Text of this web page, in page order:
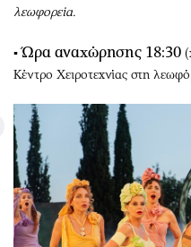
λεωφορεία.
▪Ώρα αναχώρησης 18:30
Κέντρο Χειροτεχνίας στη